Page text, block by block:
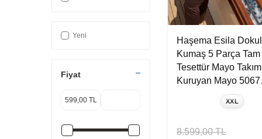
44
50
Mor
Yeşil
Mürdüm
Yeni
Fiyat
Haşema Esila
Kumaş 5 Parça Tam
Tesettür Mayo
Kuruyan Mayo 5067
XXL
8.599,00TL